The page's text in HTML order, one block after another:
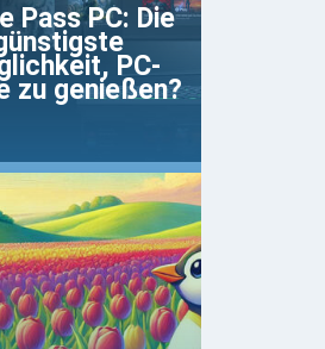
Pass PC: Die
PC-
zu genießen?